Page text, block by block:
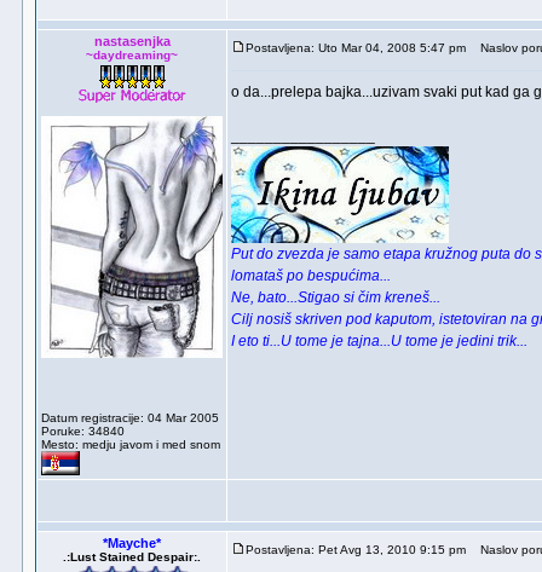
nastasenjka
~daydreaming~
Datum registracije: 04 Mar 2005
Poruke: 34840
Mesto: medju javom i med snom
Postavljena: Uto Mar 04, 2008 5:47 pm Naslov
o da...prelepa bajka...uzivam svaki put kad ga
Put do zvezda je samo etapa kružnog puta do
lomataš po bespućima...
Ne, bato...Stigao si čim kreneš...
Cilj nosiš skriven pod kaputom, istetoviran na
I eto ti...U tome je tajna...U tome je jedini trik...
*Mayche*
.:Lust Stained Despair:.
Postavljena: Pet Avg 13, 2010 9:15 pm Naslov